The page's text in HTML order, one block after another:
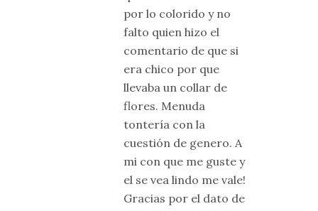
por lo colorido y no
falto quien hizo el
comentario de que si
era chico por que
llevaba un collar de
flores. Menuda
tontería con la
cuestión de genero. A
mi con que me guste y
el se vea lindo me vale!
Gracias por el dato de